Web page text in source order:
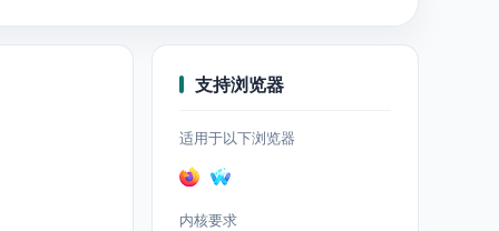
支持浏览器
适用于以下浏览器
内核要求